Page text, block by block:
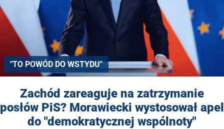
"TO POWÓD DO WSTYDU"
Zachód zareaguje na zatrzymanie
posłów PiS? Morawiecki wystosował apel
do "demokratycznej wspólnoty"